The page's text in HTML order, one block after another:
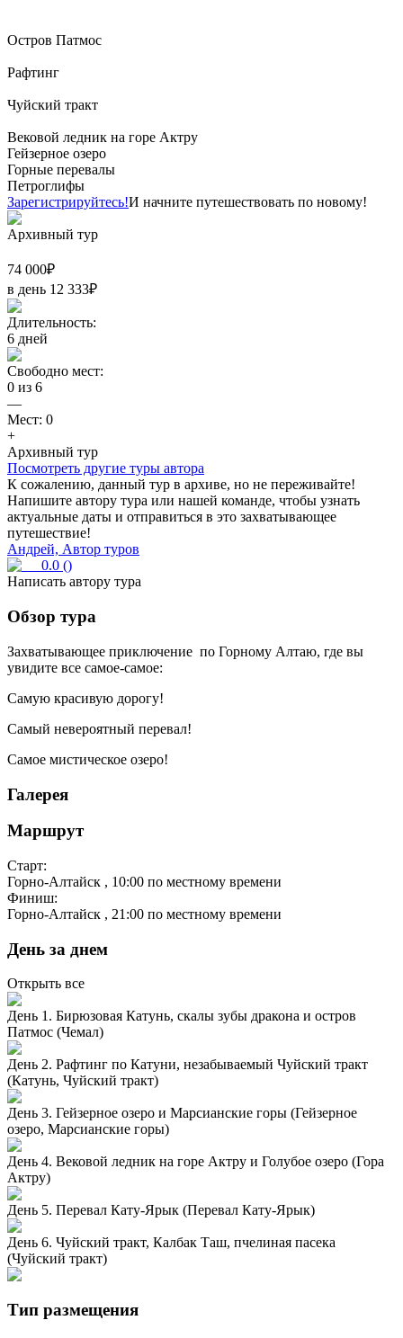
Остров Патмос
Рафтинг
Чуйский тракт
Вековой ледник на горе Актру
Гейзерное озеро
Горные перевалы
Петроглифы
Зарегистрируйтесь!И начните путешествовать по новому!
Архивный тур
74 000₽
в день 12 333₽
Длительность:
6 дней
Свободно мест:
0 из 6
—
Мест: 0
+
Архивный тур
Посмотреть другие туры автора
К сожалению, данный тур в архиве, но не переживайте!
Напишите автору тура или нашей команде, чтобы узнать
актуальные даты и отправиться в это захватывающее
путешествие!
Андрей, Автор туров
0.0 ()
Написать автору тура
Обзор тура
Захватывающее приключение по Горному Алтаю, где вы
увидите все самое-самое:
Самую красивую дорогу!
Самый невероятный перевал!
Самое мистическое озеро!
Галерея
Маршрут
Старт:
Горно-Алтайск , 10:00 по местному времени
Финиш:
Горно-Алтайск , 21:00 по местному времени
День за днем
Открыть все
День 1. Бирюзовая Катунь, скалы зубы дракона и остров
Патмос (Чемал)
День 2. Рафтинг по Катуни, незабываемый Чуйский тракт
(Катунь, Чуйский тракт)
День 3. Гейзерное озеро и Марсианские горы (Гейзерное
озеро, Марсианские горы)
День 4. Вековой ледник на горе Актру и Голубое озеро (Гора
Актру)
День 5. Перевал Кату-Ярык (Перевал Кату-Ярык)
День 6. Чуйский тракт, Калбак Таш, пчелиная пасека
(Чуйский тракт)
Тип размещения